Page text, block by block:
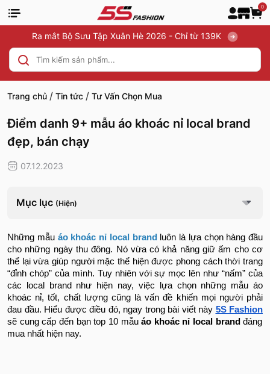
0
Ra mắt Bộ Sưu Tập Xuân Hè 2026 - Chỉ từ 139K
Trang chủ / Tin tức / Tư Vấn Chọn Mua
Điểm danh 9+ mẫu áo khoác nỉ local brand
đẹp, bán chạy
07.12.2023
Mục lục (Hiện)
Những mẫu áo khoác nỉ local brand
luôn là lựa chọn hàng đầu
cho những ngày thu đông. Nó vừa có khả năng giữ ấm cho cơ
thể lại vừa giúp người mặc thể hiện được phong cách thời trang
“đỉnh chóp” của mình. Tuy nhiên với sự mọc lên như “nấm” của
các local brand như hiện nay, việc lựa chọn những mẫu áo
khoác nỉ, tốt, chất lượng cũng là vấn đề khiến mọi người phải
đau đầu. Hiểu được điều đó, ngay trong bài viết này 5S Fashion
sẽ cung cấp đến bạn top 10 mẫuáo khoác nỉ local brand đáng
mua nhất hiện nay.